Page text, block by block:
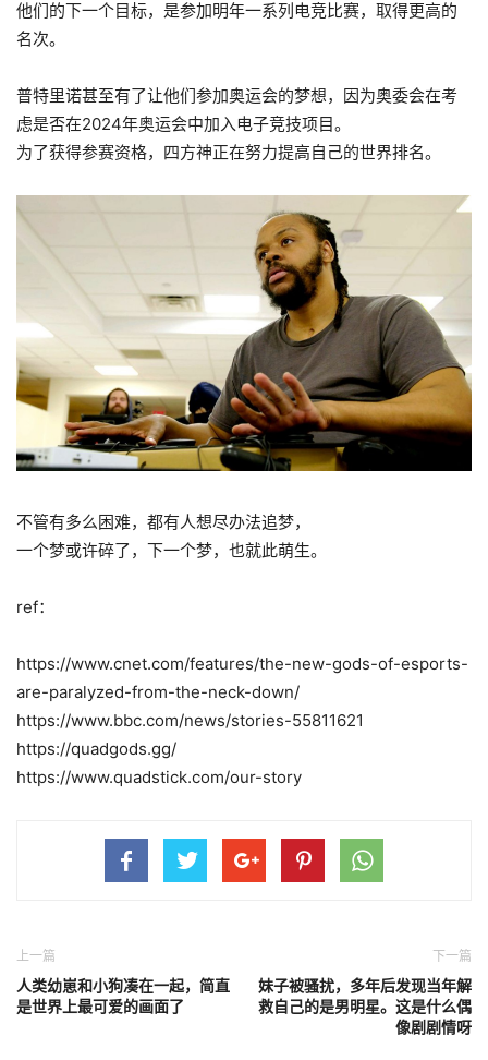
他们的下一个目标，是参加明年一系列电竞比赛，取得更高的
名次。
普特里诺甚至有了让他们参加奥运会的梦想，因为奥委会在考
虑是否在2024年奥运会中加入电子竞技项目。
为了获得参赛资格，四方神正在努力提高自己的世界排名。
不管有多么困难，都有人想尽办法追梦，
一个梦或许碎了，下一个梦，也就此萌生。
ref：
https://www.cnet.com/features/the-new-gods-of-esports-
are-paralyzed-from-the-neck-down/
https://www.bbc.com/news/stories-55811621
https://quadgods.gg/
https://www.quadstick.com/our-story
上一篇
人类幼崽和小狗凑在一起，简直
是世界上最可爱的画面了
下一篇
妹子被骚扰，多年后发现当年解
救自己的是男明星。这是什么偶
像剧剧情呀